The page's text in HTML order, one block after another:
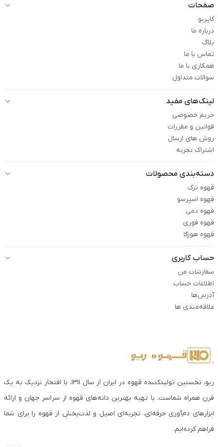
صفحات
کاپریو
درباره ما
بلاگ
تماس با ما
همکاری با ما
سوالات متداول
لینک‌های مفید
حریم خصوصی
قوانین و مقررات
روش های ارسال
اشتراک تجربه
دسته‌بندی محصولات
قهوه ترک
قهوه اسپرسو
قهوه دمی
قهوه فوری
قهوه هورکا
حساب کاربری
سفارشات من
اطلاعات حساب
آدرس‌ها
علاقه‌مندی ها
ریو، نخستین تولیدکننده قهوه در ایران از سال ۱۳۱۱، با افتخار نزدیک به یک
قرن همراه شماست. با تهیه بهترین دانه‌های قهوه از سراسر جهان و ارائه
ابزارهای دم‌آوری حرفه‌ای، تجربه‌ای اصیل و لذت‌بخش از قهوه را برای شما
فراهم کرده‌ایم.